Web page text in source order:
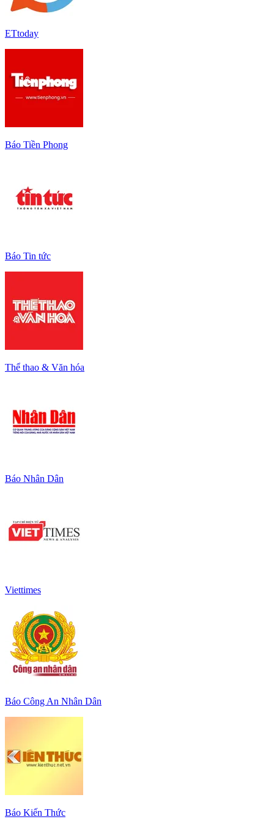
ETtoday
Báo Tiền Phong
Báo Tin tức
Thể thao & Văn hóa
Báo Nhân Dân
Viettimes
Báo Công An Nhân Dân
Báo Kiến Thức